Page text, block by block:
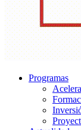
Programas